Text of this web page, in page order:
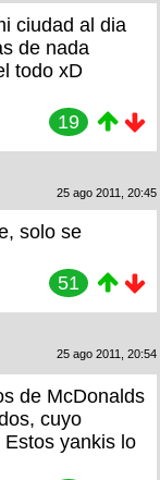
ciudad al dia
de nada
todo xD
19
25 ago 2011, 20:45
solo se
51
25 ago 2011, 20:54
de McDonalds
cuyo
yankis lo